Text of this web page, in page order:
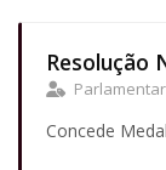
Resolução
Parlamentar
Concede